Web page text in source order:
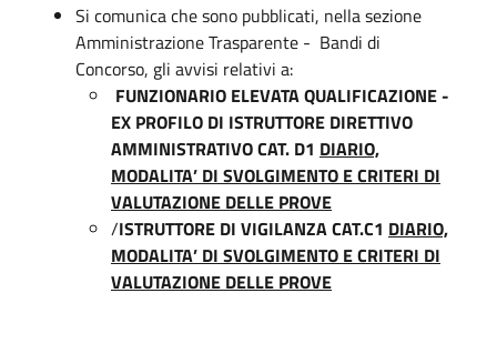
Si comunica che sono pubblicati, nella sezione
Amministrazione Trasparente - Bandi di
Concorso, gli avvisi relativi a:
FUNZIONARIO ELEVATA QUALIFICAZIONE -
EX PROFILO DI ISTRUTTORE DIRETTIVO
AMMINISTRATIVO CAT. D1 DIARIO,
MODALITA’ DI SVOLGIMENTO E CRITERI DI
VALUTAZIONE DELLE PROVE
ISTRUTTORE DI VIGILANZA CAT.C1 DIARIO,
MODALITA’ DI SVOLGIMENTO E CRITERI DI
VALUTAZIONE DELLE PROVE